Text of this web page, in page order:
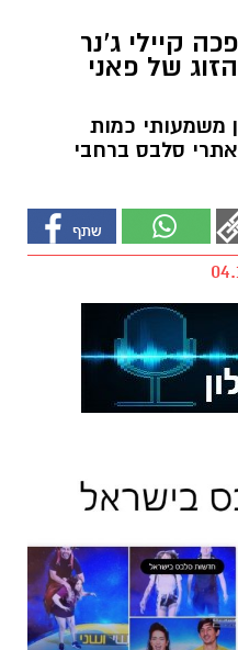
קיילי ג'נר
של פאני
משמעותי כמות
סלבס ברחבי